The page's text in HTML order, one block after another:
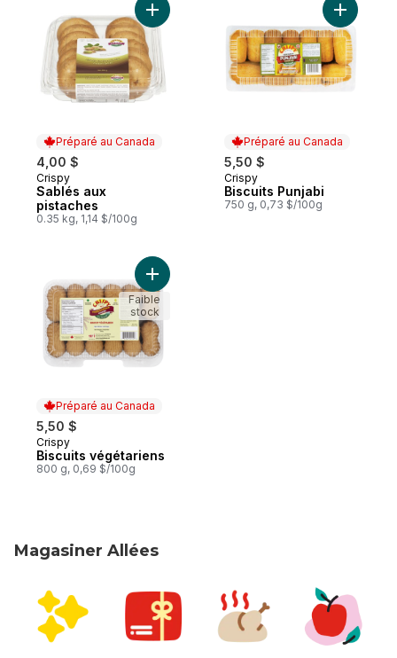
Préparé au Canada
4,00 $
Préparé au Canada
Crispy
Sablés aux
pistaches
0.35 kg, 1,14 $/100g
Ajouter Sablés aux pistaches au panier
Préparé au Canada
5,50 $
Préparé au Canada
Crispy
Biscuits Punjabi
750 g, 0,73 $/100g
Ajouter
Préparé au Canada
5,50 $
Préparé au Canada
Crispy
Biscuits végétariens
800 g, 0,69 $/100g
Ajouter Biscuits végétariens au panier
Faible
stock
Magasiner Allées